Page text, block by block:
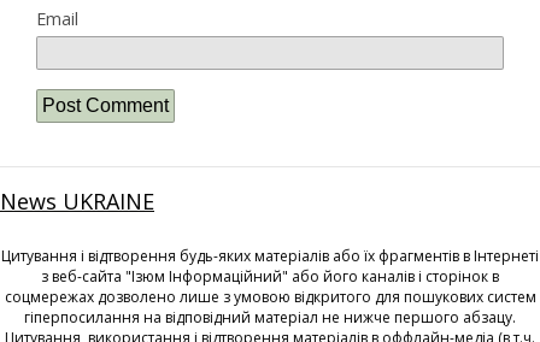
Email
News UKRAINE
Цитування і відтворення будь-яких матеріалів або їх фрагментів в Інтернеті
з веб-сайта "Ізюм Інформаційний" або його каналів і сторінок в
соцмережах дозволено лише з умовою відкритого для пошукових систем
гіперпосилання на відповідний матеріал не нижче першого абзацу.
Цитування, використання і відтворення матеріалів в оффлайн-медіа (в т.ч.